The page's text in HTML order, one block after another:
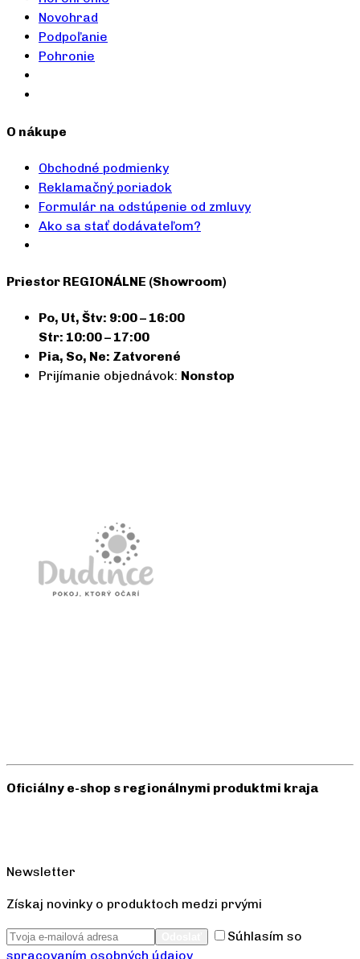
Novohrad
Podpoľanie
Pohronie
O nákupe
Obchodné podmienky
Reklamačný poriadok
Formulár na odstúpenie od zmluvy
Ako sa stať dodávateľom?
Priestor REGIONÁLNE (Showroom)
Po, Ut, Štv: 9:00 – 16:00
Str: 10:00 – 17:00
Pia, So, Ne: Zatvorené
Prijímanie objednávok: Nonstop
Oficiálny e-shop s regionálnymi produktmi kraja
Newsletter
Získaj novinky o produktoch medzi prvými
Súhlasím so
spracovaním osobných údajov